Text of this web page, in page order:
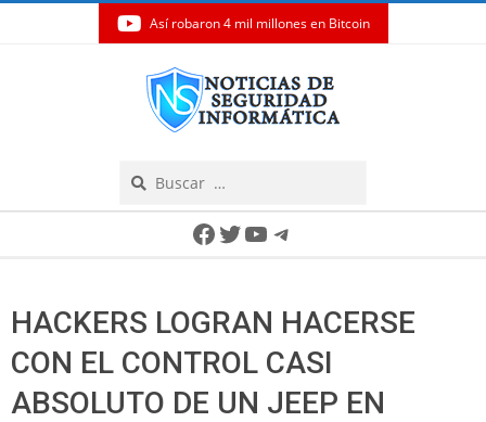
Así robaron 4 mil millones en Bitcoin
Facebook
Twitter
YouTube
Telegram
HACKERS LOGRAN HACERSE
CON EL CONTROL CASI
ABSOLUTO DE UN JEEP EN